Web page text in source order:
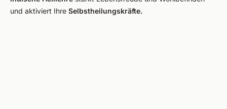
und aktiviert Ihre Selbstheilungskräfte.